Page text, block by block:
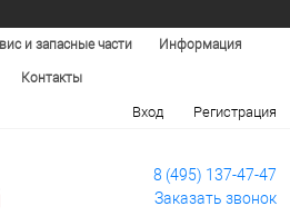
и запасные части Информация
Контакты
Вход Регистрация
8 (495) 137-47-47
Заказать звонок